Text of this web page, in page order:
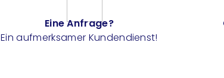
Eine Anfrage?
Ein aufmerksamer Kundendienst!